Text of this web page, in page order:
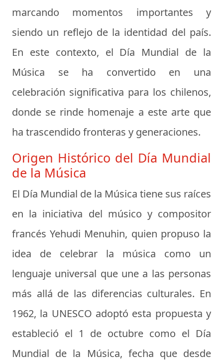
marcando momentos importantes y
siendo un reflejo de la identidad del país.
En este contexto, el Día Mundial de la
Música se ha convertido en una
celebración significativa para los chilenos,
donde se rinde homenaje a este arte que
ha trascendido fronteras y generaciones.
Origen Histórico del Día Mundial
de la Música
El Día Mundial de la Música tiene sus raíces
en la iniciativa del músico y compositor
francésYehudi Menuhin, quien propuso la
idea de celebrar la música como un
lenguaje universal que une a las personas
más allá de las diferencias culturales. En
1962, la UNESCO adoptó esta propuesta y
estableció el 1 de octubre como el Día
Mundial de la Música, fecha que desde